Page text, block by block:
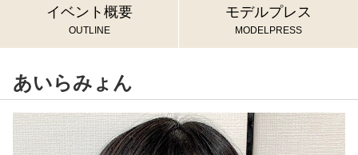
イベント概要
OUTLINE
モデルプレス
MODELPRESS
あいらみょん